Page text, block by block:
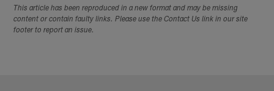
This article has been reproduced in a new format and may be missing
content or contain faulty links. Please use the Contact Us link in our site
footer to report an issue.